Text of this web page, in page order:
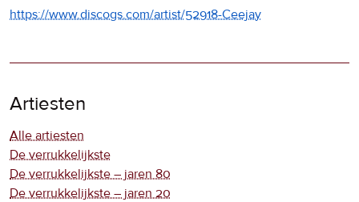
https://www.discogs.com/artist/52918-Ceejay
Artiesten
Alle artiesten
De verrukkelijkste
De verrukkelijkste – jaren 80
De verrukkelijkste – jaren 20